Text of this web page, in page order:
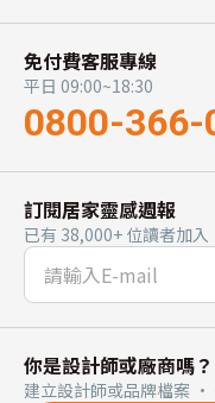
免付費客服專線
平日 09:00~18:30
0800-366-
訂閱居家靈感週報
已有 38,000+ 位讀者加入
你是設計師或廠商嗎？
建立設計師或品牌檔案